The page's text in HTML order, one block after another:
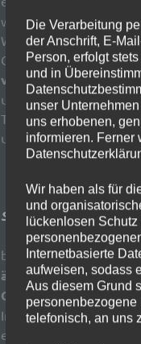
warum sie
Wasserqualität und
Gleichgewicht
verschiedene
und Solar-Systeme für
Teiche) mit
und Einsatzbereichen
Springbrunnen.info
beschreibt
ästhetische und
Gestaltungselemente
Innenhöfe und
erklärt vielfältige
Die Verarbeitung
der Anschrift, E-
Person, erfolgt
und in
unser
uns erhobenen,
informieren. Ferner
Wir haben als für
und
lückenlosen
Internetbasierte
aufweisen, sodass
Aus diesem Grund
telefonisch, an uns